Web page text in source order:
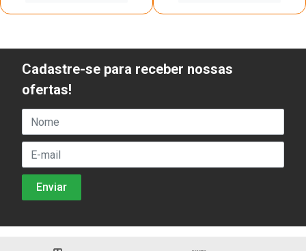
Cadastre-se para receber nossas
ofertas!